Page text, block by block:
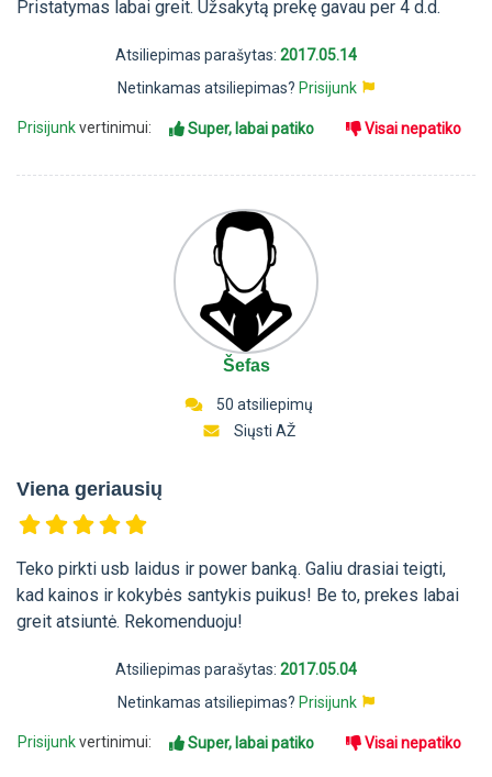
Pristatymas labai greit. Užsakytą prekę gavau per 4 d.d.
Atsiliepimas parašytas: 2017.05.14
Netinkamas atsiliepimas? Prisijunk
Prisijunkvertinimui: Super, labai patiko Visai nepatiko
Šefas
50 atsiliepimų
Siųsti AŽ
Viena geriausių
Teko pirkti usb laidus ir power banką. Galiu drasiai teigti,
kad kainos ir kokybės santykis puikus! Be to, prekes labai
greit atsiuntė. Rekomenduoju!
Atsiliepimas parašytas: 2017.05.04
Netinkamas atsiliepimas? Prisijunk
Prisijunkvertinimui: Super, labai patiko Visai nepatiko